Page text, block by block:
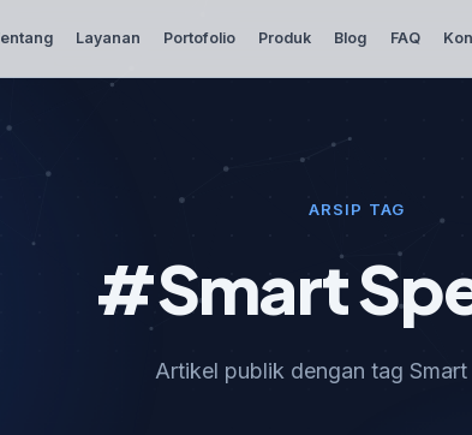
Layanan Portofolio Produk Blog FAQ
ARSIP TAG
#Smart
Artikel publik dengan tag Smart